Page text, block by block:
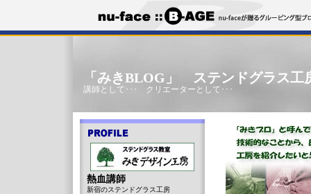
「みきBLOG」 ステンドグラス工
講師として･･･ クリエーターとして･･･
熱血講師
新宿のステンドグラス工房